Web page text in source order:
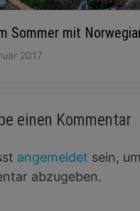
Sommer mit
2017
einen Kommentar
angemeldet sein,
abzugeben.